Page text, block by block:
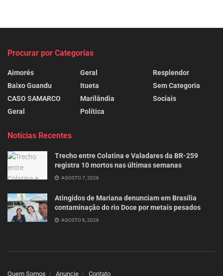
Procurar por Categorias
Aimorés
Baixo Guandu
CASO SAMARCO
Geral
Geral
Itueta
Marilândia
Política
Resplendor
Sem Categoria
Sociais
Notícias Recentes
Trecho entre Colatina e Valadares da BR-259
registra 10 mortos nas últimas semanas
AGOSTO 7, 2026
Atingidos de Mariana denunciam em Brasília
contaminação do rio Doce por metais pesados
AGOSTO 6, 2026
Quem Somos Anuncie Contato